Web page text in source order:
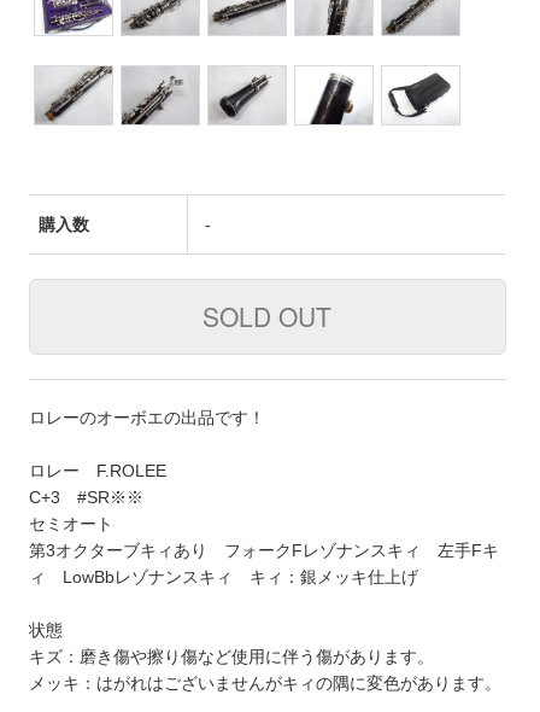
購入数 -
ロレーのオーボエの出品です！
ロレー F.ROLEE
C+3 #SR※※
セミオート
第3オクターブキィあり フォークFレゾナンスキィ 左手Fキ
ィ LowBbレゾナンスキィ キィ：銀メッキ仕上げ
状態
キズ：磨き傷や擦り傷など使用に伴う傷があります。
メッキ：はがれはございませんがキィの隅に変色があります。